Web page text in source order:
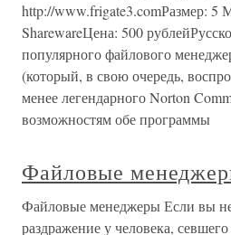
http://www.frigate3.comРазмер: 5
SharewareЦена: 500
популярного файлового
(который, в свою очередь,
менее легендарного Norton
возможностям обе программы
Файловые
Файловые менеджеры Если вы не
раздражение у человека,